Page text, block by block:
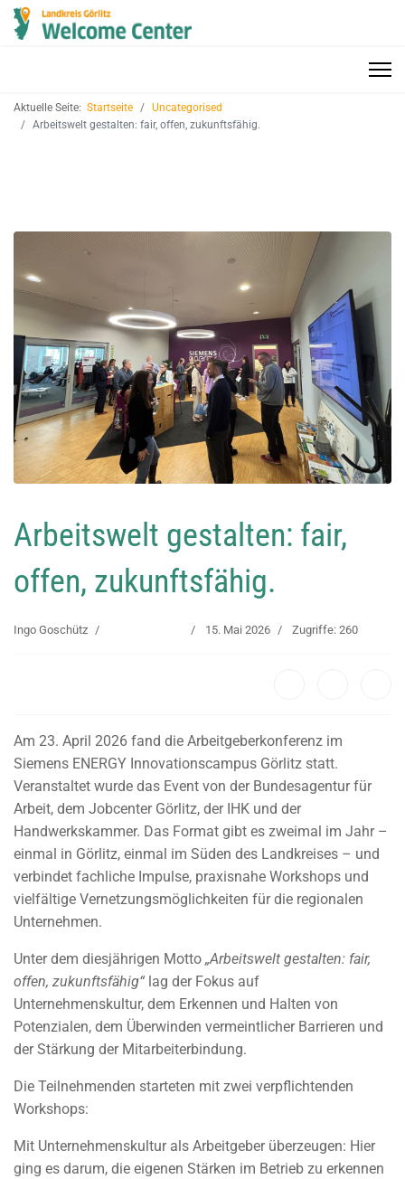
Aktuelle Seite: Startseite
Uncategorised
Arbeitswelt gestalten: fair, offen, zukunftsfähig.
Arbeitswelt gestalten: fair,
offen, zukunftsfähig.
Ingo Goschütz 15. Mai 2026 Zugriffe: 260
Am 23. April 2026 fand die Arbeitgeberkonferenz im
Siemens ENERGY Innovationscampus Görlitz statt.
Veranstaltet wurde das Event von der Bundesagentur für
Arbeit, dem Jobcenter Görlitz, der IHK und der
Handwerkskammer. Das Format gibt es zweimal im Jahr –
einmal in Görlitz, einmal im Süden des Landkreises – und
verbindet fachliche Impulse, praxisnahe Workshops und
vielfältige Vernetzungsmöglichkeiten für die regionalen
Unternehmen.
Unter dem diesjährigen Motto „Arbeitswelt gestalten: fair,
offen, zukunftsfähig“ lag der Fokus auf
Unternehmenskultur, dem Erkennen und Halten von
Potenzialen, dem Überwinden vermeintlicher Barrieren und
der Stärkung der Mitarbeiterbindung.
Die Teilnehmenden starteten mit zwei verpflichtenden
Workshops:
Mit Unternehmenskultur als Arbeitgeber überzeugen: Hier
ging es darum, die eigenen Stärken im Betrieb zu erkennen